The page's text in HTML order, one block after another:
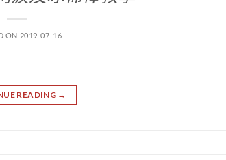
ON 2019-07-16
READING →